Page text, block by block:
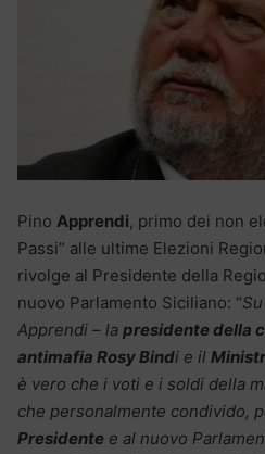
Pino Apprendi, primo dei non
Passi” alle ultime Elezioni
rivolge al Presidente della
nuovo Parlamento Siciliano: “
Apprendi – la presidente della
antimafia Rosy Bindi e il
è vero che i voti e i soldi della
che personalmente condivido,
Presidente e al nuovo